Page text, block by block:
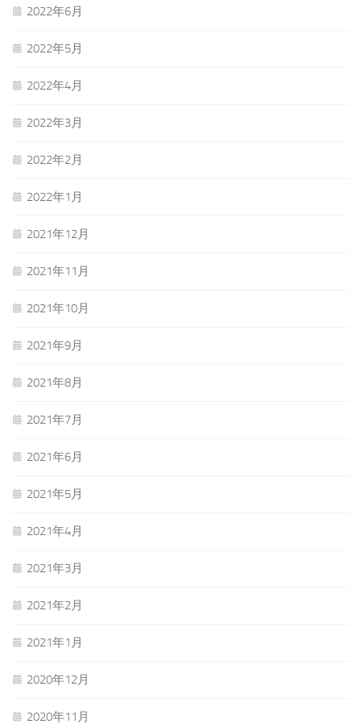
2022年6月
2022年5月
2022年4月
2022年3月
2022年2月
2022年1月
2021年12月
2021年11月
2021年10月
2021年9月
2021年8月
2021年7月
2021年6月
2021年5月
2021年4月
2021年3月
2021年2月
2021年1月
2020年12月
2020年11月